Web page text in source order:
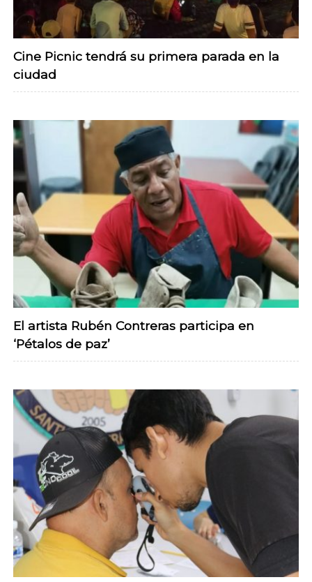
Cine Picnic tendrá su primera parada en la
ciudad
El artista Rubén Contreras participa en
‘Pétalos de paz’